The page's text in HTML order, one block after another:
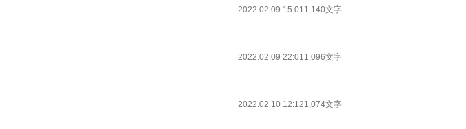
2022.02.09 15:011,140文字
2022.02.09 22:011,096文字
2022.02.10 12:121,074文字